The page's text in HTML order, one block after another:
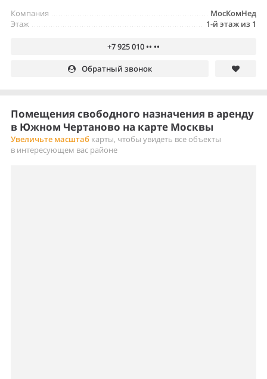
МосКомНед
Компания
1-й этаж из 1
Этаж
+7 925 010 •• ••
Обратный звонок
Помещения свободного назначения в аренду
в Южном Чертаново на карте Москвы
Увеличьте масштаб карты, чтобы увидеть все объекты
в интересующем вас районе